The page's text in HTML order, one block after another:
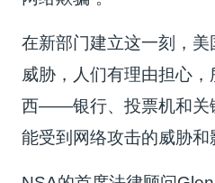
在新部门建立这一刻，
威胁，人们有理由担心
西——银行、投票机和
能受到网络攻击的威胁和